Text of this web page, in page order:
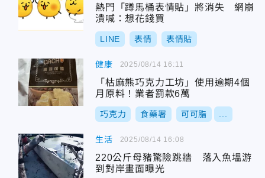
熱門「蹲馬桶表情貼」將消失 網崩
潰喊：想花錢買
LINE 表情 表情貼
健康
「枯麻熊巧克力工坊」使用逾期4個
月原料！業者罰款6萬
巧克力 食藥署 可可脂
2025/08/14 16:11
生活
220公斤母豬驚險跳牆 落入魚塭游
到對岸畫面曝光
2025/08/14 16:08